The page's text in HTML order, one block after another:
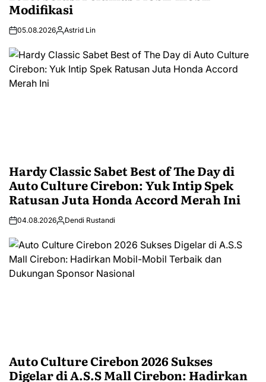
Modifikasi
05.08.2026 Astrid Lin
Hardy Classic Sabet Best of The Day di
Auto Culture Cirebon: Yuk Intip Spek
Ratusan Juta Honda Accord Merah Ini
04.08.2026 Dendi Rustandi
Auto Culture Cirebon 2026 Sukses
Digelar di A.S.S Mall Cirebon: Hadirkan